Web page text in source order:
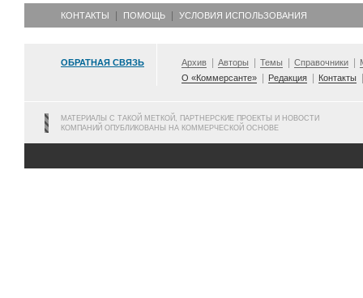
КОНТАКТЫ ПОМОЩЬ УСЛОВИЯ ИСПОЛЬЗОВАНИЯ
ОБРАТНАЯ СВЯЗЬ Архив Авторы Темы Справочники
О «Коммерсанте»
Редакция Контакты
МАТЕРИАЛЫ С ТАКОЙ МЕТКОЙ, ПАРТНЕРСКИЕ ПРОЕКТЫ И НОВОСТИ
КОМПАНИЙ ОПУБЛИКОВАНЫ НА КОММЕРЧЕСКОЙ ОСНОВЕ